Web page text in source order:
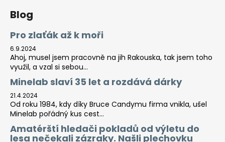
Blog
Pro zlaťák až k moři
6.9.2024
Ahoj, musel jsem pracovně na jih Rakouska, tak jsem toho
využil, a vzal si sebou...
Minelab slaví 35 let a rozdává dárky
21.4.2024
Od roku 1984, kdy díky Bruce Candymu firma vnikla, ušel
Minelab pořádný kus cest...
Amatérští hledači pokladů od výletu do
lesa nečekali zázraky. Našli plechovku